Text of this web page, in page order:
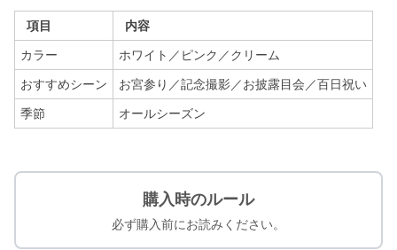
項目 内容
カラー ホワイト／ピンク／クリーム
おすすめシーン お宮参り／記念撮影／お披露目会／百日祝い
季節 オールシーズン
購入時のルール
必ず購入前にお読みください。